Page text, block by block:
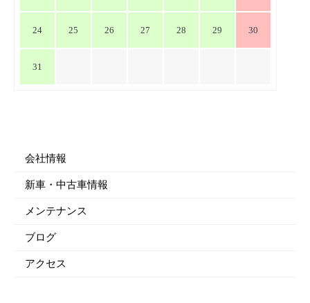
24 25 26 27 28 29 30
31
会社情報
新車・中古車情報
メンテナンス
ブログ
アクセス